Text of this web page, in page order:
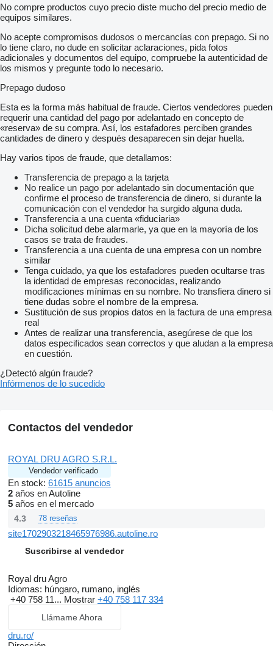
No compre productos cuyo precio diste mucho del precio medio de
equipos similares.
No acepte compromisos dudosos o mercancías con prepago. Si no
lo tiene claro, no dude en solicitar aclaraciones, pida fotos
adicionales y documentos del equipo, compruebe la autenticidad de
los mismos y pregunte todo lo necesario.
Prepago dudoso
Esta es la forma más habitual de fraude. Ciertos vendedores pueden
requerir una cantidad del pago por adelantado en concepto de
«reserva» de su compra. Así, los estafadores perciben grandes
cantidades de dinero y después desaparecen sin dejar huella.
Hay varios tipos de fraude, que detallamos:
Transferencia de prepago a la tarjeta
No realice un pago por adelantado sin documentación que
confirme el proceso de transferencia de dinero, si durante la
comunicación con el vendedor ha surgido alguna duda.
Transferencia a una cuenta «fiduciaria»
Dicha solicitud debe alarmarle, ya que en la mayoría de los
casos se trata de fraudes.
Transferencia a una cuenta de una empresa con un nombre
similar
Tenga cuidado, ya que los estafadores pueden ocultarse tras
la identidad de empresas reconocidas, realizando
modificaciones mínimas en su nombre. No transfiera dinero si
tiene dudas sobre el nombre de la empresa.
Sustitución de sus propios datos en la factura de una empresa
real
Antes de realizar una transferencia, asegúrese de que los
datos especificados sean correctos y que aludan a la empresa
en cuestión.
¿Detectó algún fraude?
Infórmenos de lo sucedido
Contactos del vendedor
ROYAL DRU AGRO S.R.L.
Vendedor verificado
En stock: 61615 anuncios
2 años en Autoline
5 años en el mercado
4.3 78 reseñas
site1702903218465976986.autoline.ro
Suscribirse al vendedor
Royal dru Agro
Idiomas: húngaro, rumano, inglés
+40 758 11... Mostrar +40 758 117 334
Llámame Ahora
dru.ro/